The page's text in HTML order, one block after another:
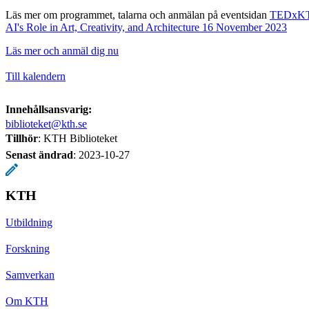
Läs mer om programmet, talarna och anmälan på eventsidan
AI's Role in Art, Creativity, and Architecture 16 November 2023
Läs mer och anmäl dig nu
Till kalendern
Innehållsansvarig:
biblioteket@kth.se
Tillhör: KTH Biblioteket
Senast ändrad: 2023-10-27
KTH
Utbildning
Forskning
Samverkan
Om KTH